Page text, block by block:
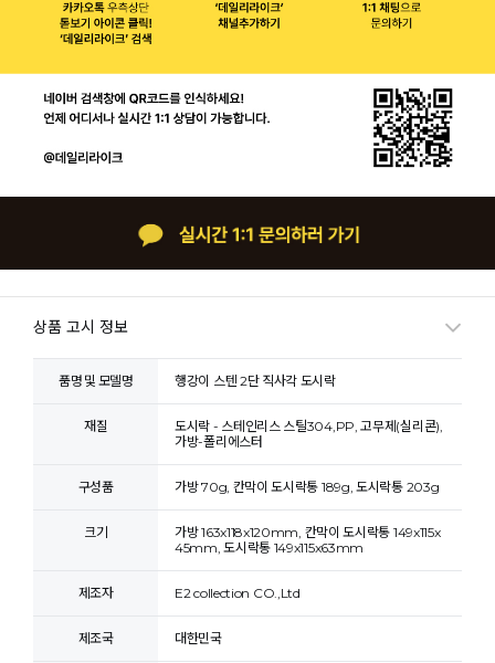
상품 고시 정보
품명 및 모델명 행강이 스텐 2단 직사각 도시락
재질
도시락 - 스테인리스 스틸304,PP, 고무제(실리콘),
가방-폴리에스터
구성품 가방 70g, 칸막이 도시락통 189g, 도시락통 203g
크기
가방 163x118x120mm, 칸막이 도시락통 149x115x
45mm, 도시락통 149x115x63mm
제조자 E2 collection CO.,Ltd
제조국 대한민국